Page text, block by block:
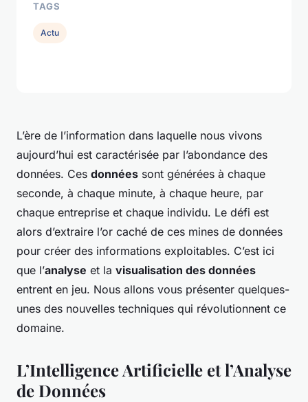
L’ère de l’information dans laquelle nous vivons
aujourd’hui est caractérisée par l’abondance des
données. Ces données sont générées à chaque
seconde, à chaque minute, à chaque heure, par
chaque entreprise et chaque individu. Le défi est
alors d’extraire l’or caché de ces mines de données
pour créer des informations exploitables. C’est ici
que l’analyse et la visualisation des données
entrent en jeu. Nous allons vous présenter quelques-
unes des nouvelles techniques qui révolutionnent ce
domaine.
L’Intelligence Artificielle et l’Analyse
de Données
TAGS
Actu